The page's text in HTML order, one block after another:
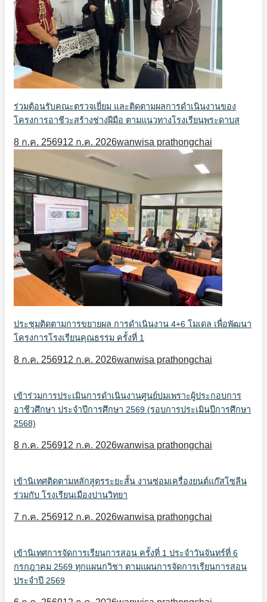
ร่วมต้อนรับคณะตรวจเยี่ยม และติดตามผลการดำเนินงานของ
โครงการอาชีวะสร้างช่างฝีมือ ตามแนวทางโรงเรียนพระดาบส
8 ก.ค. 256912 ก.ค. 2026wanwisa prathongchai
ประชุมติดตามการขยายผล การดำเนินงาน 4+6 โมเดล เพื่อพัฒนา
โครงการโรงเรียนคุณธรรม ครั้งที่ 1
8 ก.ค. 256912 ก.ค. 2026wanwisa prathongchai
เข้าร่วมการประเมินการดำเนินงานศูนย์บ่มเพราะผู้ประกอบการ
อาชีวศึกษา ประจำปีการศึกษา 2569 (รอบการประเมินปีการศึกษา
2568)
8 ก.ค. 256912 ก.ค. 2026wanwisa prathongchai
เข้านิเทศติดตามหลักสูตรระยะสั้น งานซ่อมเครื่องยนต์แก๊สโซลีน
ร่วมกับ โรงเรียนเมืองปานวิทยา
7 ก.ค. 256912 ก.ค. 2026wanwisa prathongchai
เข้านิเทศการจัดการเรียนการสอน ครั้งที่ 1 ประจำวันจันทร์ที่ 6
กรกฎาคม 2569 ทุกแผนกวิชา ตามแผนการจัดการเรียนการสอน
ประจำปี 2569